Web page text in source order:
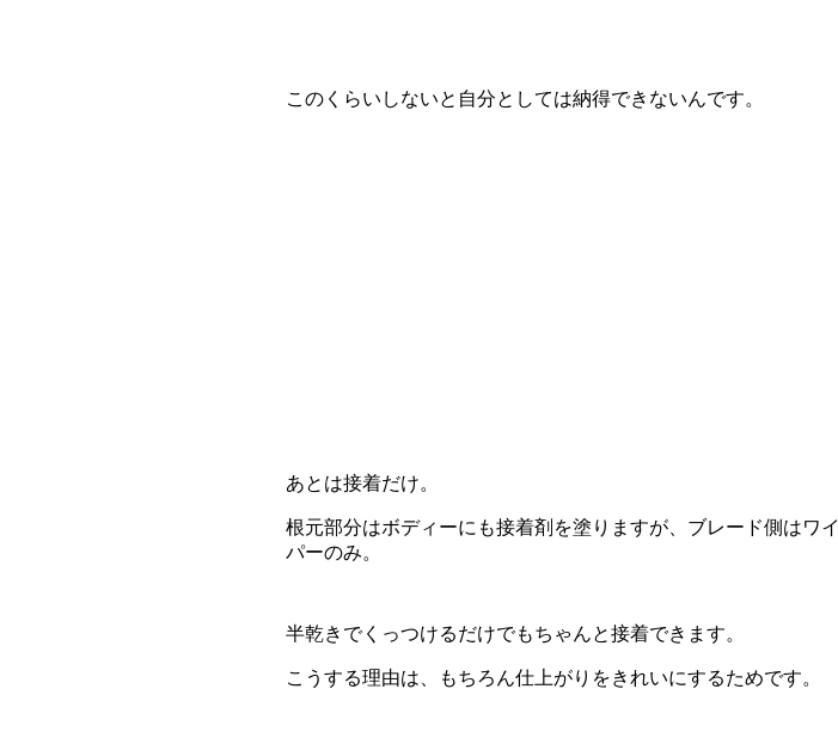
このくらいしないと自分としては納得できないんです。
あとは接着だけ。
根元部分はボディーにも接着剤を塗りますが、ブレード側はワイ
パーのみ。
半乾きでくっつけるだけでもちゃんと接着できます。
こうする理由は、もちろん仕上がりをきれいにするためです。